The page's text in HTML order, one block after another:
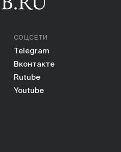
СОЦСЕТИ
Telegram
Вконтакте
Rutube
Youtube